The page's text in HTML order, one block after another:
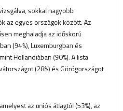
sokkal nagyobb
az egyes országok között. Az
meghaladja az időskorú
(94%), Luxemburgban és
Hollandiában (90%). A lista
(28%) és Görögországot
az uniós átlagtól (53%), az